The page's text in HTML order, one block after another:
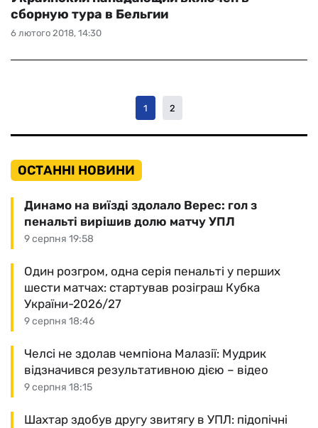
6 лютого 2018, 14:30
сборную тура в Бельгии
1 2
ОСТАННІ НОВИНИ
9 серпня 19:58
Динамо на виїзді здолало Верес: гол з
пенальті вирішив долю матчу УПЛ
9 серпня 18:46
Один розгром, одна серія пенальті у перших
шести матчах: стартував розіграш Кубка
України-2026/27
9 серпня 18:15
Челсі не здолав чемпіона Малазії: Мудрик
відзначився результативною дією – відео
Шахтар здобув другу звитягу в УПЛ: підопічні